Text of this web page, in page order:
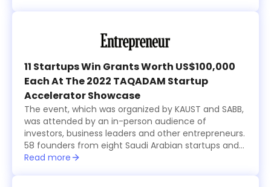
11 Startups Win Grants Worth US$100,000
Each At The 2022 TAQADAM Startup
Accelerator Showcase
The event, which was organized by KAUST and SABB,
was attended by an in-person audience of
investors, business leaders and other entrepreneurs.
58 founders from eight Saudi Arabian startups and
15 international ones, all from the seventh cohort of
Read more